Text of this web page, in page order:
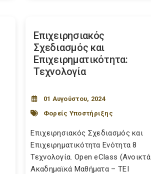
Επιχειρησιακός
Σχεδιασμός και
Επιχειρηματικότητα:
Τεχνολογία
01 Αυγούστου, 2024
Φορείς Υποστήριξης
Επιχειρησιακός Σχεδιασμός και
Επιχειρηματικότητα Ενότητα 8
Τεχνολογία. Open eClass (Ανοικτά
Ακαδημαϊκά Μαθήματα – ΤΕΙ